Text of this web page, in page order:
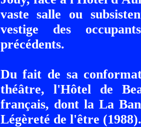
vaste salle ou
vestige des
précédents.
Du fait de sa
théâtre, l'Hôtel de
français, dont la La
Légèreté de l'être (1988).